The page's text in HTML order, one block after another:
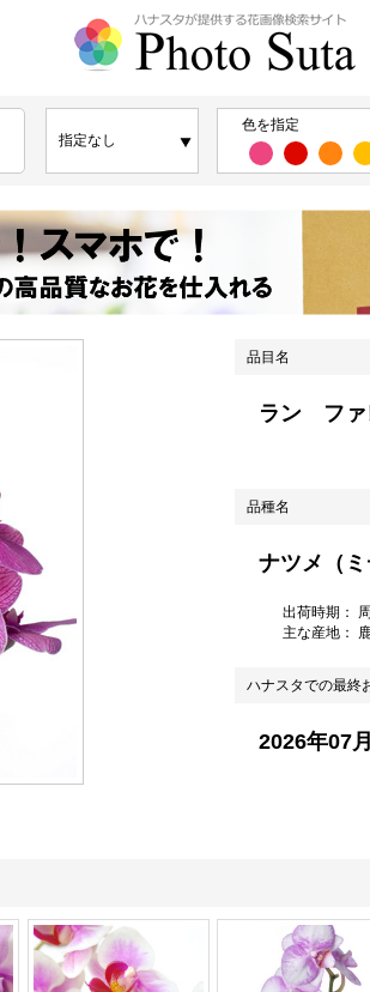
色を指定
品目名
ラン ファ
品種名
ナツメ（ミ
出荷時期：
主な産地：
ハナスタでの最終
2026年07